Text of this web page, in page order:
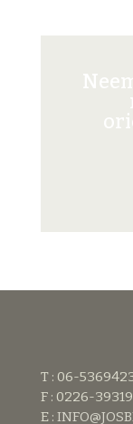
T : 06-
F : 0226-
E :